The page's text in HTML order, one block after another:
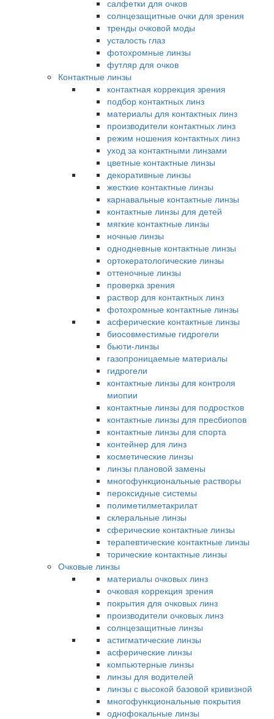
салфетки для очков
солнцезащитные очки для зрения
тренды очковой моды
усталость глаз
фотохромные линзы
футляр для очков
Контактные линзы
контактная коррекция зрения
подбор контактных линз
материалы для контактных линз
производители контактных линз
режим ношения контактных линз
уход за контактными линзами
цветные контактные линзы
декоративные линзы
жесткие контактные линзы
карнавальные контактные линзы
контактные линзы для детей
мягкие контактные линзы
ночные линзы
однодневные контактные линзы
ортокератологические линзы
оттеночные линзы
проверка зрения
раствор для контактных линз
фотохромные контактные линзы
асферические контактные линзы
биосовместимые гидрогели
бьюти-линзы
газопроницаемые материалы
гидрогели
контактные линзы для контроля
миопии
контактные линзы для подростков
контактные линзы для пресбиопов
контактные линзы для спорта
контейнер для линз
косметические линзы
линзы плановой замены
многофункциональные растворы
пероксидные системы
полиметилметакрилат
склеральные линзы
сферические контактные линзы
терапевтические контактные линзы
торические контактные линзы
Очковые линзы
материалы очковых линз
очковая коррекция зрения
покрытия для очковых линз
производители очковых линз
солнцезащитные линзы
астигматические линзы
асферические линзы
компьютерные линзы
линзы для водителей
линзы с высокой базовой кривизной
многофункциональные покрытия
однофокальные линзы